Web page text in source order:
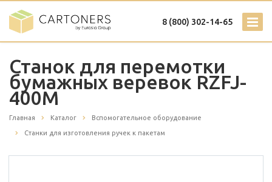
8 (800) 302-14-65
Станок для перемотки
бумажных веревок RZFJ-
400M
Главная Каталог Вспомогательное оборудование
Станки для изготовления ручек к пакетам